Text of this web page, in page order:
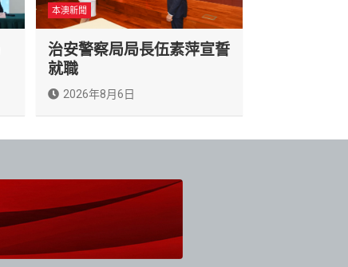
本澳新聞
治安警察局局長伍素萍宣誓
就職
2026年8月6日